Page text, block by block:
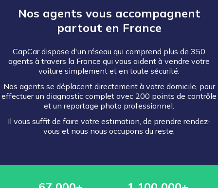
Nos agents vous accompagnent
partout en France
CapCar dispose d'un réseau qui comprend plus de 350
agents à travers la France qui vous aident à vendre votre
voiture simplement et en toute sécurité.
Nos agents se déplacent directement à votre domicile, pour
effectuer un diagnostic complet avec 200 points de contrôle
et un reportage photo professionnel.
Il vous suffit de faire votre estimation, de prendre rendez-
vous et nous nous occupons du reste.